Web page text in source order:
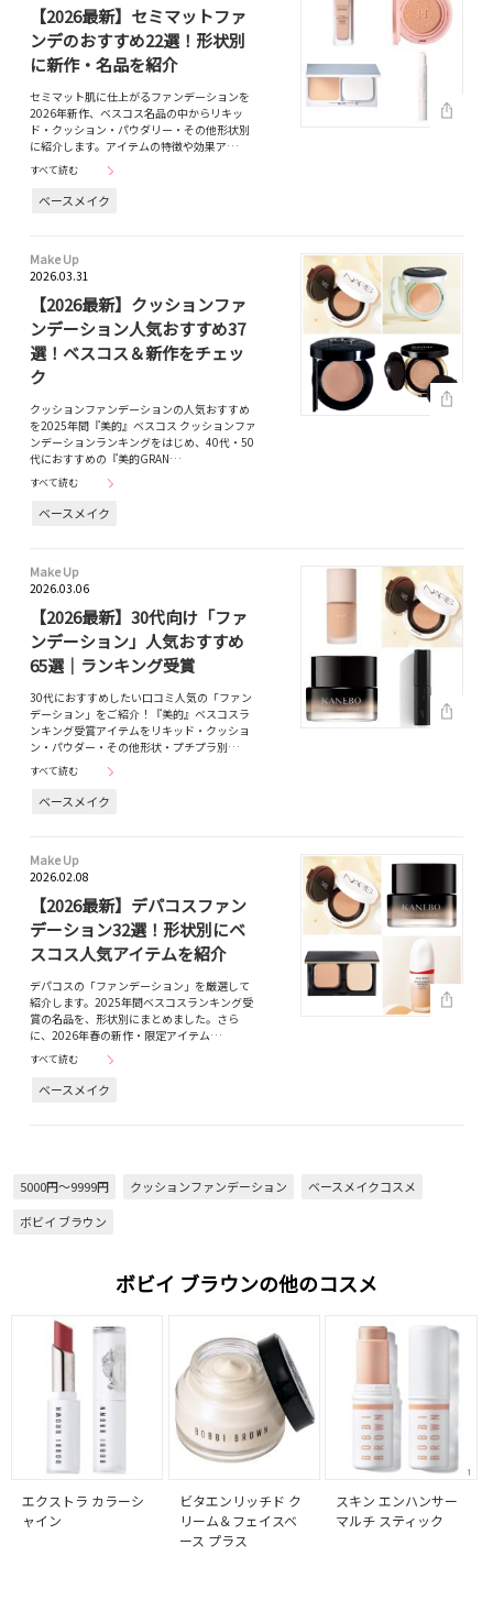
【2026最新】セミマットファ
ンデのおすすめ22選！形状別
に新作・名品を紹介
セミマット肌に仕上がるファンデーションを
2026年新作、ベスコス名品の中からリキッ
ド・クッション・パウダリー・その他形状別
に紹介します。アイテムの特徴や効果ア…
すべて読む
ベースメイク
Make Up
2026.03.31
【2026最新】クッションファ
ンデーション人気おすすめ37
選！ベスコス＆新作をチェッ
ク
クッションファンデーションの人気おすすめ
を2025年間『美的』ベスコス クッションファ
ンデーションランキングをはじめ、40代・50
代におすすめの『美的GRAN…
すべて読む
ベースメイク
Make Up
2026.03.06
【2026最新】30代向け「ファ
ンデーション」人気おすすめ
65選｜ランキング受賞
30代におすすめしたい口コミ人気の「ファン
デーション」をご紹介！『美的』ベスコスラ
ンキング受賞アイテムをリキッド・クッショ
ン・パウダー・その他形状・プチプラ別…
すべて読む
ベースメイク
Make Up
2026.02.08
【2026最新】デパコスファン
デーション32選！形状別にベ
スコス人気アイテムを紹介
デパコスの「ファンデーション」を厳選して
紹介します。2025年間ベスコスランキング受
賞の名品を、形状別にまとめました。さら
に、2026年春の新作・限定アイテム…
すべて読む
ベースメイク
5000円～9999円 クッションファンデーション
ベースメイクコスメ
ボビイ ブラウン
ボビイ ブラウンの他のコスメ
エクストラ カラーシ
ャイン
ビタエンリッチド ク
リーム＆フェイスベ
ース プラス
スキン エンハンサー
マルチ スティック